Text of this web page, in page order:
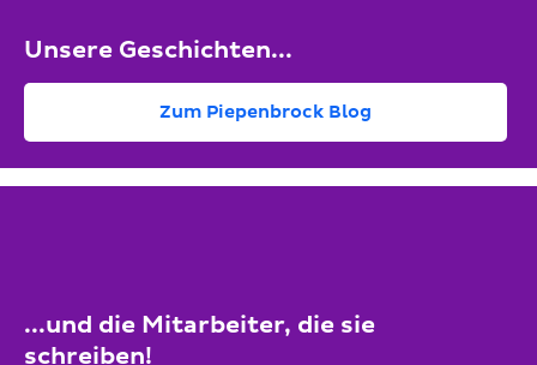
Unsere Geschichten...
Zum Piepenbrock Blog
...und die Mitarbeiter, die sie
schreiben!